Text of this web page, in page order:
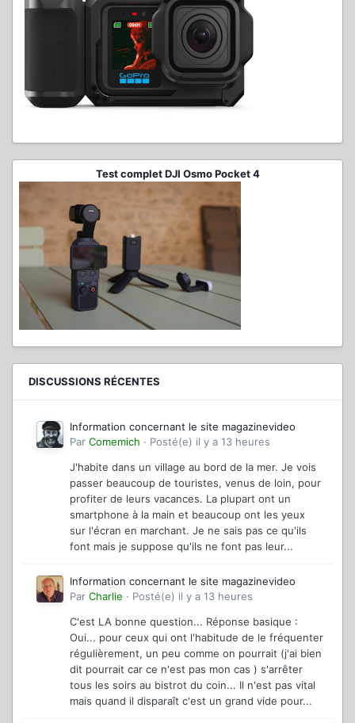
Test complet DJI Osmo Pocket 4
DISCUSSIONS RÉCENTES
Information concernant le site magazinevideo
Par Comemich · Posté(e) il y a 13 heures
J'habite dans un village au bord de la mer. Je vois
passer beaucoup de touristes, venus de loin, pour
profiter de leurs vacances. La plupart ont un
smartphone à la main et beaucoup ont les yeux
sur l'écran en marchant. Je ne sais pas ce qu'ils
font mais je suppose qu'ils ne font pas leur...
Information concernant le site magazinevideo
Par Charlie · Posté(e) il y a 13 heures
C'est LA bonne question... Réponse basique :
Oui... pour ceux qui ont l'habitude de le fréquenter
régulièrement, un peu comme on pourrait (j'ai bien
dit pourrait car ce n'est pas mon cas ) s'arrêter
tous les soirs au bistrot du coin... Il n'est pas vital
mais quand il disparaît c'est un grand vide pour...